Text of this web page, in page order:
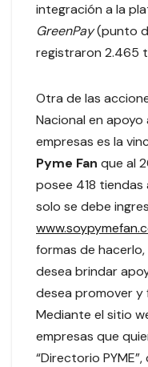
integración a la
GreenPay(punto
registraron 2.465
Otra de las
Nacional en
empresas es la
Pyme Fan que al
posee 418 tiendas
solo se debe
formas de hacerlo,
desea brindar
desea promover y
Mediante el sitio
empresas que
“Directorio